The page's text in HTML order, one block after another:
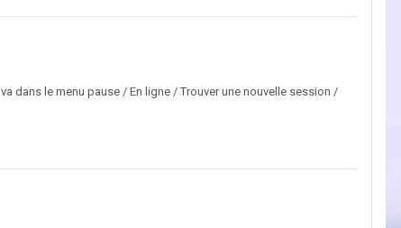
dans le menu pause / En ligne / Trouver une nouvelle session /